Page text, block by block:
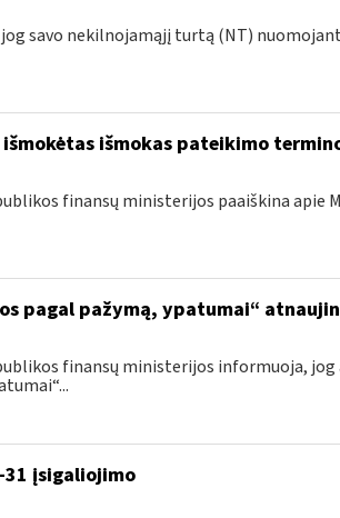
savo nekilnojamąjį turtą (NT)
išmokas pateikimo
finansų ministerijos paaiškina apie
pagal pažymą, ypatumai“
finansų ministerijos informuoja,
31 įsigaliojimo